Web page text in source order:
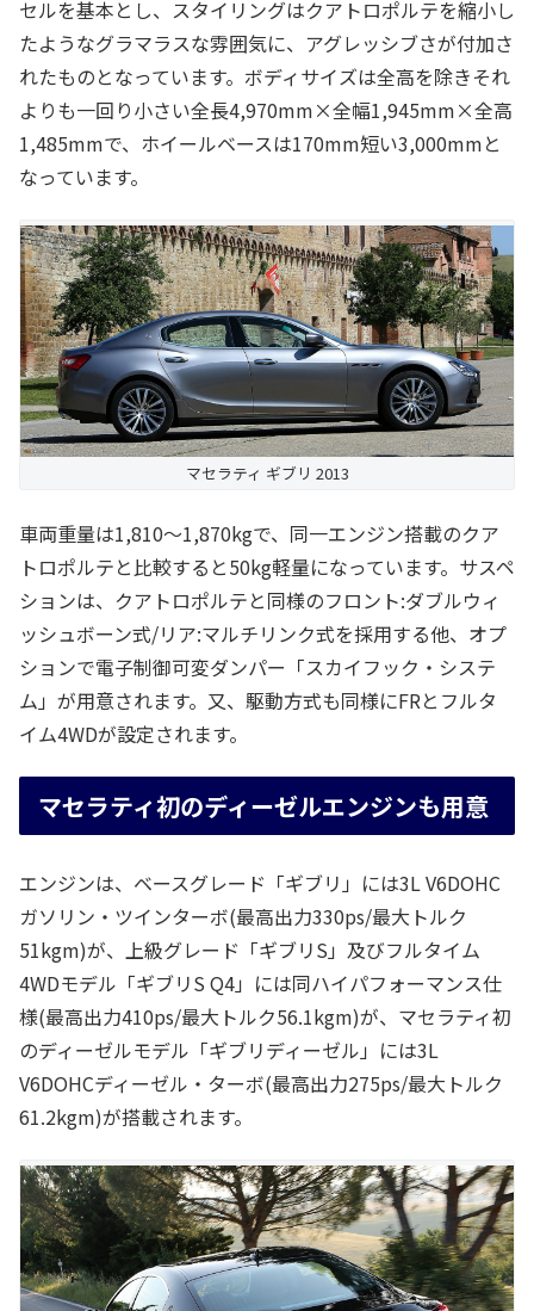
セルを基本とし、スタイリングはクアトロポルテを縮小し
たようなグラマラスな雰囲気に、アグレッシブさが付加さ
れたものとなっています。ボディサイズは全高を除きそれ
よりも一回り小さい全長4,970mm×全幅1,945mm×全高
1,485mmで、ホイールベースは170mm短い3,000mmと
なっています。
マセラティ ギブリ 2013
車両重量は1,810～1,870kgで、同一エンジン搭載のクア
トロポルテと比較すると50kg軽量になっています。サスペ
ションは、クアトロポルテと同様のフロント:ダブルウィ
ッシュボーン式/リア:マルチリンク式を採用する他、オプ
ションで電子制御可変ダンパー「スカイフック・システ
ム」が用意されます。又、駆動方式も同様にFRとフルタ
イム4WDが設定されます。
マセラティ初のディーゼルエンジンも用意
エンジンは、ベースグレード「ギブリ」には3L V6DOHC
ガソリン・ツインターボ(最高出力330ps/最大トルク
51kgm)が、上級グレード「ギブリS」及びフルタイム
4WDモデル「ギブリS Q4」には同ハイパフォーマンス仕
様(最高出力410ps/最大トルク56.1kgm)が、マセラティ初
のディーゼルモデル「ギブリディーゼル」には3L
V6DOHCディーゼル・ターボ(最高出力275ps/最大トルク
61.2kgm)が搭載されます。